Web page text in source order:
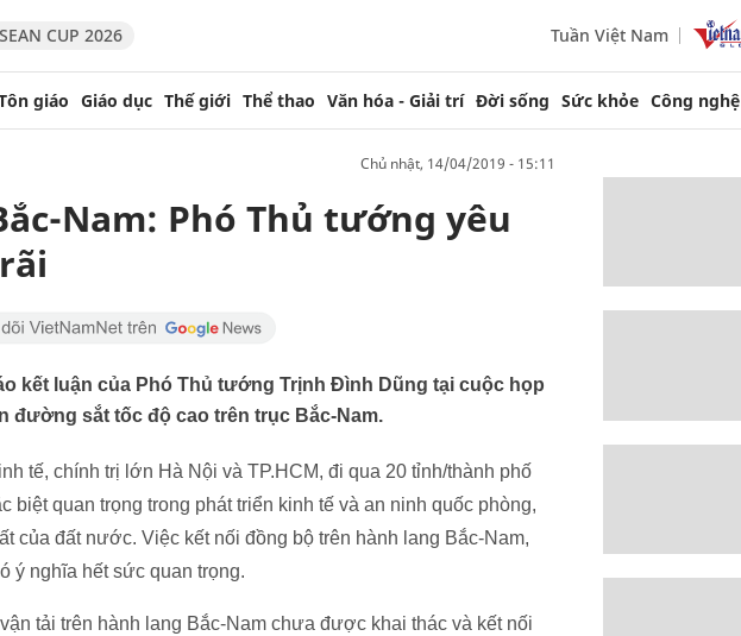
CUP 2026 Tuần Việt Nam
giáo Giáo dục Thế giới Thể thao Văn hóa - Giải trí Đời sống Sức khỏe Công nghệ
chủ nhật, 14/04/2019 - 15:11
Nam: Phó Thủ tướng yêu
kết luận của Phó Thủ tướng Trịnh Đình Dũng tại cuộc họp
sắt tốc độ cao trên trục Bắc-Nam.
tế, chính trị lớn Hà Nội và TP.HCM, đi qua 20 tỉnh/thành phố
biệt quan trọng trong phát triển kinh tế và an ninh quốc phòng,
của đất nước. Việc kết nối đồng bộ trên hành lang Bắc-Nam,
ý nghĩa hết sức quan trọng.
tải trên hành lang Bắc-Nam chưa được khai thác và kết nối